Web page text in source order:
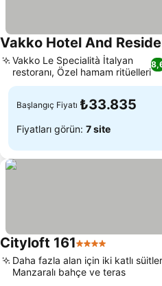
Vakko Hotel And
Vakko Le Specialità İtalyan
restoranı, Özel hamam ritüelleri
Başlangıç Fiyatı ₺33.835
Fiyatları görün: 7 site
Cityloft 1614 Yıldız
Daha fazla alan için iki katlı
Manzaralı bahçe ve teras